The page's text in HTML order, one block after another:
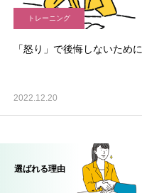
トレーニング
「怒り」で後悔しないために
2022.12.20
選ばれる理由